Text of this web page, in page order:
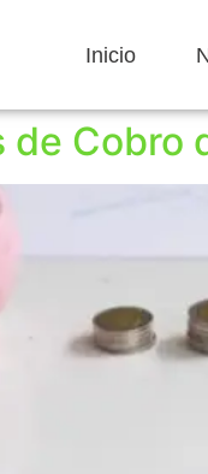
Inicio
de Cobro